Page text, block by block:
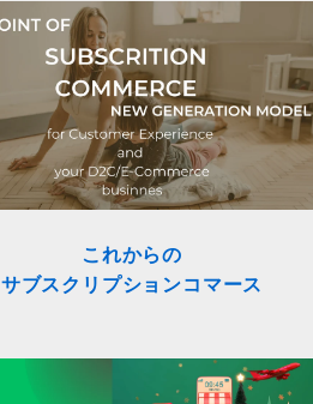
これからの
サブスクリプションコマース